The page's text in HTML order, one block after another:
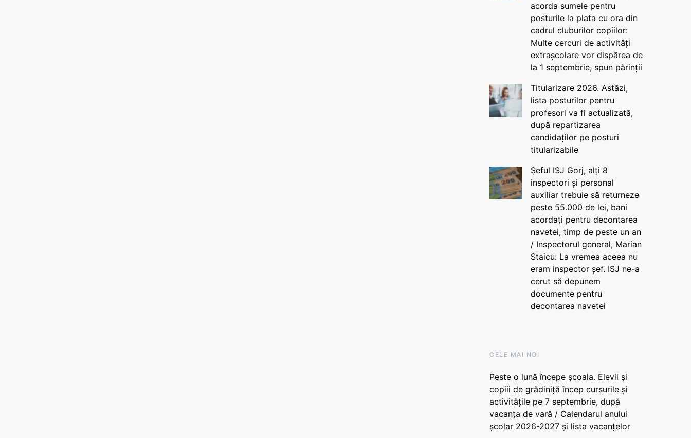
acorda sumele pentru
posturile la plata cu ora din
cadrul cluburilor copiilor:
Multe cercuri de activități
extrașcolare vor dispărea de
la 1 septembrie, spun părinții
Titularizare 2026. Astăzi,
lista posturilor pentru
profesori va fi actualizată,
după repartizarea
candidaților pe posturi
titularizabile
Șeful ISJ Gorj, alți 8
inspectori și personal
auxiliar trebuie să returneze
peste 55.000 de lei, bani
acordați pentru decontarea
navetei, timp de peste un an
/ Inspectorul general, Marian
Staicu: La vremea aceea nu
eram inspector șef. ISJ ne-a
cerut să depunem
documente pentru
decontarea navetei
CELE MAI NOI
Peste o lună începe școala. Elevii și
copiii de grădiniță încep cursurile și
activitățile pe 7 septembrie, după
vacanța de vară / Calendarul anului
școlar 2026-2027 și lista vacanțelor